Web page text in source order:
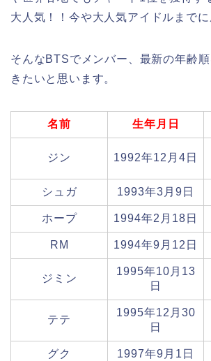
大人気！！今や大人気アイドルまでに
そんなBTSでメンバー、 最新の年齢
きたいと思います。
名前 生年月日
ジン 1992年12月4日
シュガ 1993年3月9日
ホープ 1994年2月18日
RM 1994年9月12日
ジミン
1995年10月13
日
テテ
1995年12月30
日
グク 1997年9月1日